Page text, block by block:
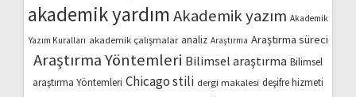
akademik yardımAkademik yazım Akademik
Yazım Kuralları akademik çalışmalar analiz Araştırma Araştırma süreci
Araştırma Yöntemleri Bilimsel araştırma Bilimsel
araştırma Yöntemleri Chicago stili dergi makalesi deşifre hizmeti